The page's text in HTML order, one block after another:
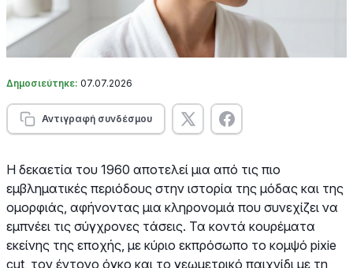
Δημοσιεύτηκε: 07.07.2026
Αντιγραφή συνδέσμου
Η δεκαετία του 1960 αποτελεί μια από τις πιο
εμβληματικές περιόδους στην ιστορία της μόδας και της
ομορφιάς, αφήνοντας μια κληρονομιά που συνεχίζει να
εμπνέει τις σύγχρονες τάσεις. Τα κοντά κουρέματα
εκείνης της εποχής, με κύριο εκπρόσωπο το κομψό pixie
cut, τον έντονο όγκο και το γεωμετρικό παιχνίδι με τη